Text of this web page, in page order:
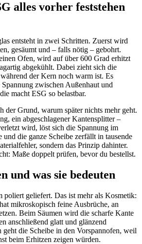
alles vorher feststehen
entsteht in zwei Schritten. Zuerst wird
gesäumt und – falls nötig – gebohrt.
Ofen, wird auf über 600 Grad erhitzt
abgekühlt. Dabei zieht sich die
der Kern noch warm ist. Es
Spannung zwischen Außenhaut und
macht ESG so belastbar.
der Grund, warum später nichts mehr geht.
ein abgeschlagener Kantensplitter –
wird, löst sich die Spannung im
die ganze Scheibe zerfällt in tausende
sondern das Prinzip dahinter.
Maße doppelt prüfen, bevor du bestellst.
und was sie bedeuten
poliert geliefert. Das ist mehr als Kosmetik:
mikroskopisch feine Ausbrüche, an
Beim Säumen wird die scharfe Kante
anschließend glatt und glänzend
geht die Scheibe in den Vorspannofen, weil
beim Erhitzen zeigen würden.